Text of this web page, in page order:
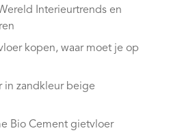
Interieurtrends en
kopen, waar moet je op
in zandkleur beige
Bio Cement gietvloer